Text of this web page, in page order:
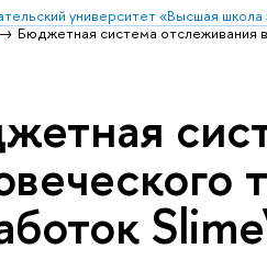
университет «Высшая школа
Бюджетная система отслеживания